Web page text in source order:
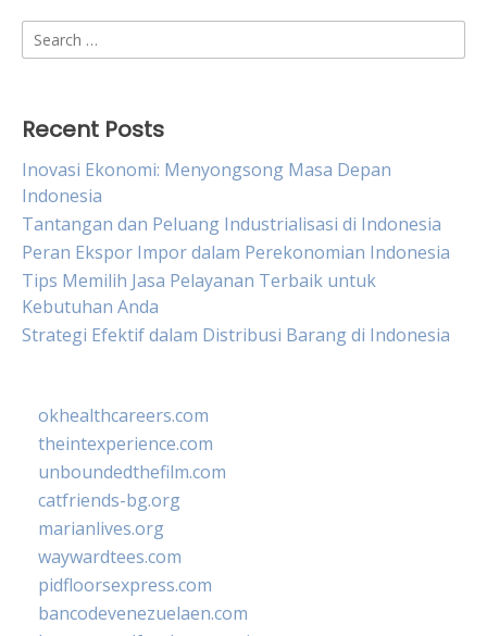
Search
for:
Recent Posts
Inovasi Ekonomi: Menyongsong Masa Depan
Indonesia
Tantangan dan Peluang Industrialisasi di Indonesia
Peran Ekspor Impor dalam Perekonomian Indonesia
Tips Memilih Jasa Pelayanan Terbaik untuk
Kebutuhan Anda
Strategi Efektif dalam Distribusi Barang di Indonesia
okhealthcareers.com
theintexperience.com
unboundedthefilm.com
catfriends-bg.org
marianlives.org
waywardtees.com
pidfloorsexpress.com
bancodevenezuelaen.com